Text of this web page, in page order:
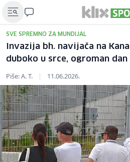
SVE SPREMNO ZA MUNDIJAL
Invazija bh. navijača na
duboko u srce, ogroman
Piše: A. T. | 11.06.2026.